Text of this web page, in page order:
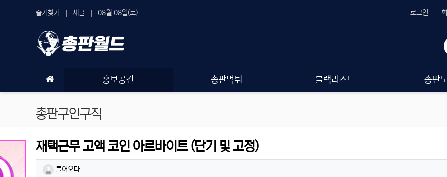
상단 네비즐겨찾기 새글 08월 08일(토) 로그인
홍보공간 총판먹튀 블랙리스트 총판
총판구인구직
재택근무 고액 코인 아르바이트 (단기 및 고정)
작성자 정보
들어오다작성